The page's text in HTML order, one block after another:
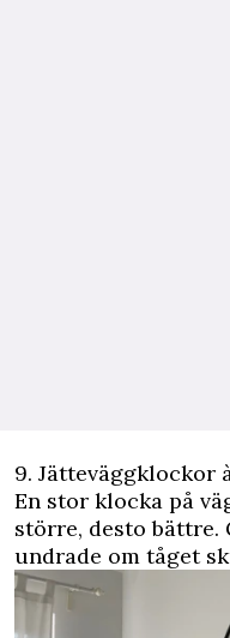
9. Jätteväggklockor
En stor klocka på
större, desto bättre.
undrade om tåget